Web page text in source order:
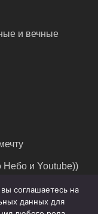
и вечные
и Youtube))
соглашаетесь на
данных для